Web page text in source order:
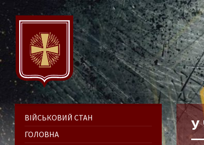
У
ВІЙСЬКОВИЙ СТАН
ГОЛОВНА